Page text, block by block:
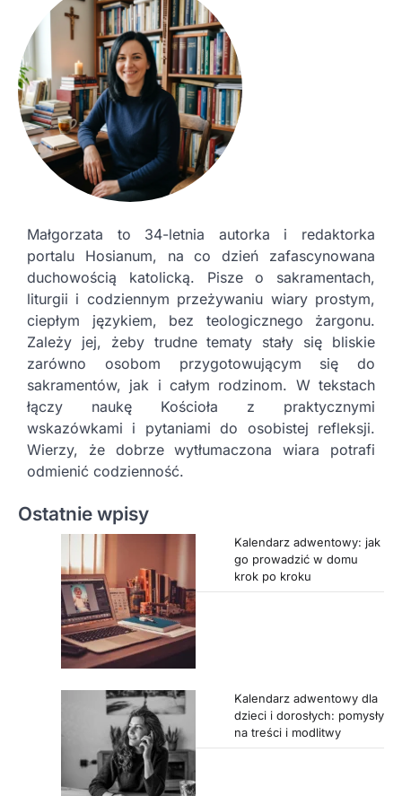
Małgorzata to 34-letnia autorka i redaktorka
portalu Hosianum, na co dzień zafascynowana
duchowością katolicką. Pisze o sakramentach,
liturgii i codziennym przeżywaniu wiary prostym,
ciepłym językiem, bez teologicznego żargonu.
Zależy jej, żeby trudne tematy stały się bliskie
zarówno osobom przygotowującym się do
sakramentów, jak i całym rodzinom. W tekstach
łączy naukę Kościoła z praktycznymi
wskazówkami i pytaniami do osobistej refleksji.
Wierzy, że dobrze wytłumaczona wiara potrafi
odmienić codzienność.
Ostatnie wpisy
Kalendarz adwentowy: jak
go prowadzić w domu
krok po kroku
Kalendarz adwentowy dla
dzieci i dorosłych: pomysły
na treści i modlitwy